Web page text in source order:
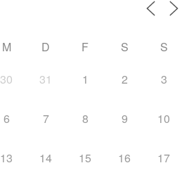
M D F S
S
30 31 1 2 3
6 7 8 9 10
13 14 15 16 17